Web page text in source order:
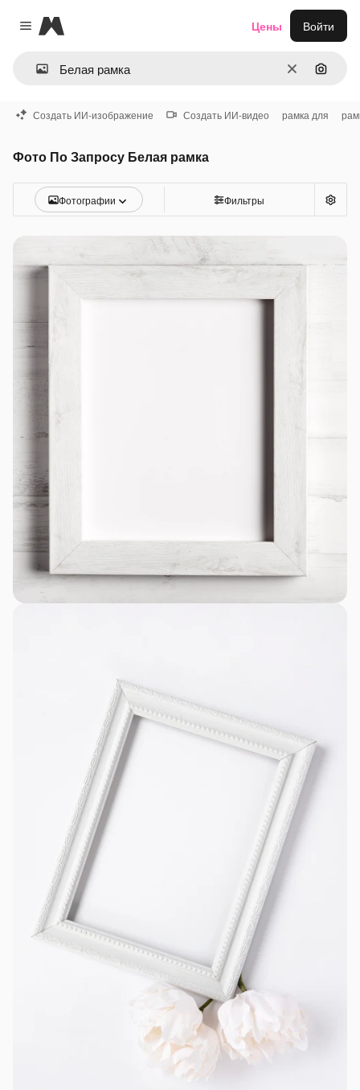
Close menu
Magnific
ОчиститьПоиск
Цены Войти
Создать ИИ-изображение Создать ИИ-видео рамка для
Фото По Запросу Белая рамка
Фотографии Фильтры